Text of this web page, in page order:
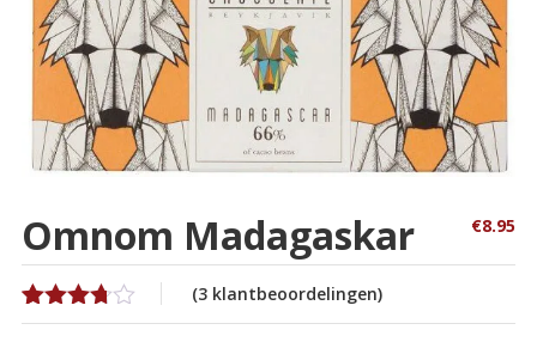
Omnom Madagaskar €8.95
Gewaardeerd
3
(3 klantbeoordelingen)